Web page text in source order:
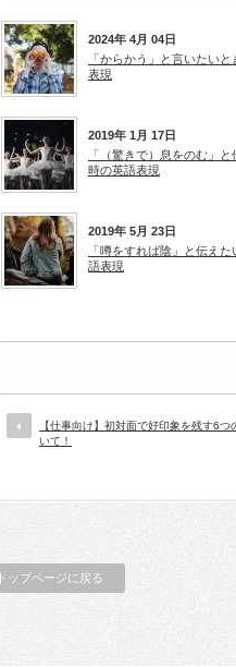
2024年 4月 04日
「からかう」と言いたいと
表現
2019年 1月 17日
「（驚きで）息をのむ」と
時の英語表現
2019年 5月 23日
「噂をすれば陰」と伝えた
語表現
【仕事向け】初対面で好印象を残す6つ
いて！
トップページに戻る